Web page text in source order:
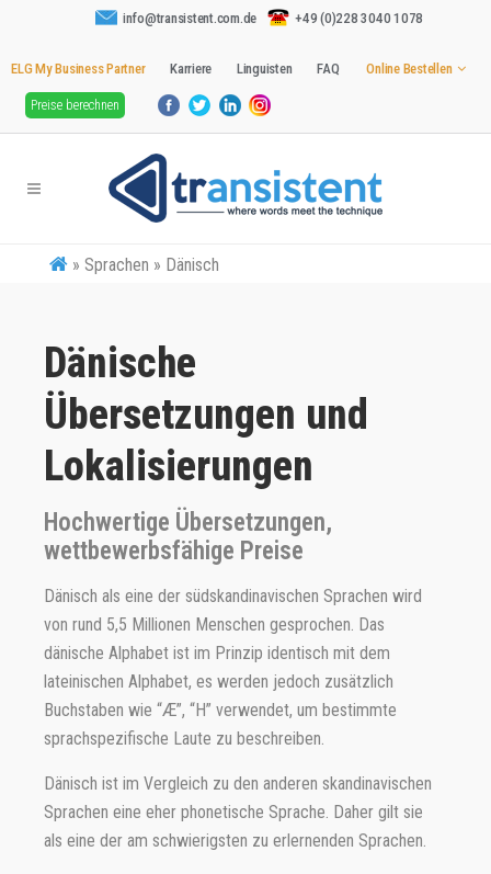
info@transistent.com.de +49 (0)228 3040 1078
ELG My Business Partner Karriere Linguisten FAQ Online Bestellen
Preise berechnen
» Sprachen » Dänisch
Dänische
Übersetzungen und
Lokalisierungen
Hochwertige Übersetzungen,
wettbewerbsfähige Preise
Dänisch als eine der südskandinavischen Sprachen wird
von rund 5,5 Millionen Menschen gesprochen. Das
dänische Alphabet ist im Prinzip identisch mit dem
lateinischen Alphabet, es werden jedoch zusätzlich
Buchstaben wie “Æ”, “H” verwendet, um bestimmte
sprachspezifische Laute zu beschreiben.
Dänisch ist im Vergleich zu den anderen skandinavischen
Sprachen eine eher phonetische Sprache. Daher gilt sie
als eine der am schwierigsten zu erlernenden Sprachen.